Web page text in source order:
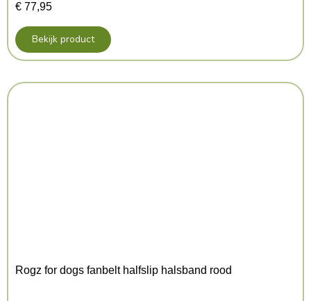
€ 77,95
Bekijk product
Rogz for dogs fanbelt halfslip halsband rood